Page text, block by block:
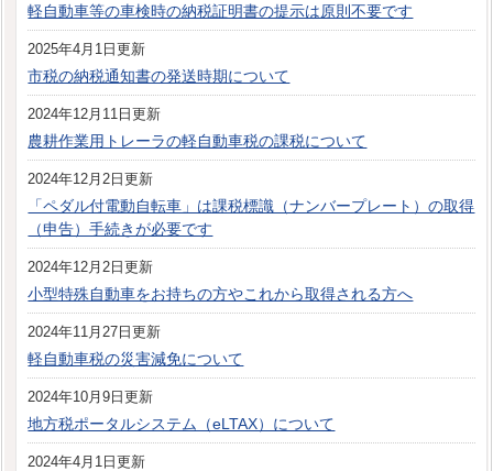
軽自動車等の車検時の納税証明書の提示は原則不要です
2025年4月1日更新
市税の納税通知書の発送時期について
2024年12月11日更新
農耕作業用トレーラの軽自動車税の課税について
2024年12月2日更新
「ペダル付電動自転車」は課税標識（ナンバープレート）の取得
（申告）手続きが必要です
2024年12月2日更新
小型特殊自動車をお持ちの方やこれから取得される方へ
2024年11月27日更新
軽自動車税の災害減免について
2024年10月9日更新
地方税ポータルシステム（eLTAX）について
2024年4月1日更新